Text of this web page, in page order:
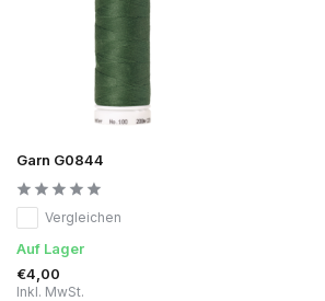
Garn G0844
Vergleichen
Auf Lager
€4,00
Inkl. MwSt.